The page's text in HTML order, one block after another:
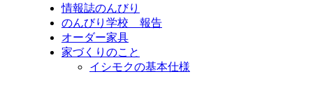
情報誌のんびり
のんびり学校 報告
オーダー家具
家づくりのこと
イシモクの基本仕様